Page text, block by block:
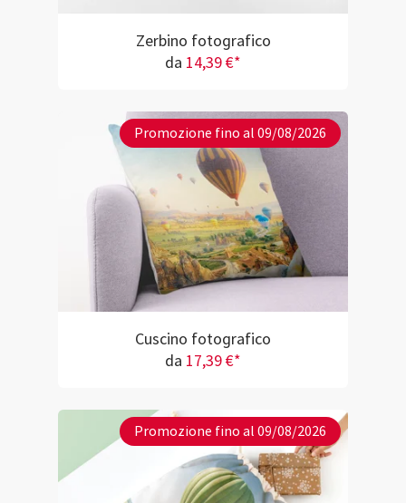
Zerbino fotografico
da 14,39 €*
Promozione fino al 09/08/2026
Cuscino fotografico
da 17,39 €*
Promozione fino al 09/08/2026